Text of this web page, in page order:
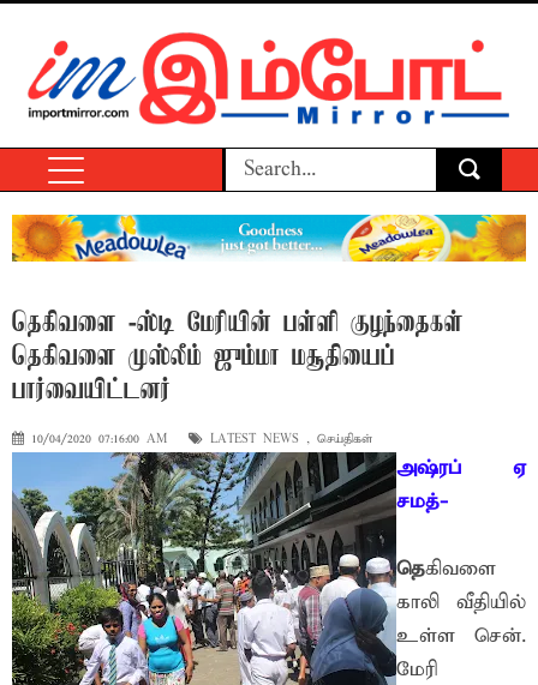
தெகிவளை -ஸ்டி மேரியின் பள்ளி குழந்தைகள்
தெகிவளை முஸ்லீம் ஜும்மா மசூதியைப்
பார்வையிட்டனர்
10/04/2020 07:16:00 AM LATEST NEWS , செய்திகள்
அஷ்ரப் ஏ
சமத்-
தெகிவளை
காலி வீதியில்
உள்ள சென்.
மேரி